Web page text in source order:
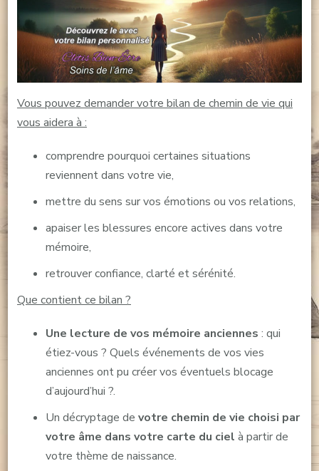
Vous pouvez demander votre bilan de chemin de vie qui
vous aidera à :
comprendre pourquoi certaines situations
reviennent dans votre vie,
mettre du sens sur vos émotions ou vos relations,
apaiser les blessures encore actives dans votre
mémoire,
retrouver confiance, clarté et sérénité.
Que contient ce bilan ?
Une lecture de vos mémoire anciennes : qui
étiez-vous ? Quels événements de vos vies
anciennes ont pu créer vos éventuels blocage
d’aujourd’hui ?.
Un décryptage de votre chemin de vie choisi par
votre âme dans votre carte du ciel à partir de
votre thème de naissance.